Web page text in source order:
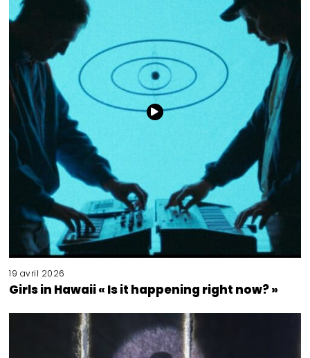
19 avril 2026
Girls in Hawaii « Is it happening right now? »